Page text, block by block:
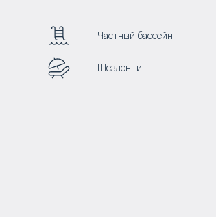
Частный бассейн
Шезлонги